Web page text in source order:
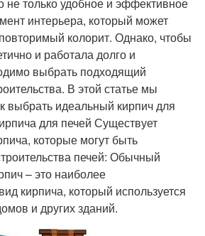
не только удобное и эффективное
интерьера, который может
колорит. Однако, чтобы
и работала долго и
выбрать подходящий
В этой статье мы
выбрать идеальный кирпич для
для печей Существует
которые могут быть
печей: Обычный
– это наиболее
кирпича, который используется
и других зданий.